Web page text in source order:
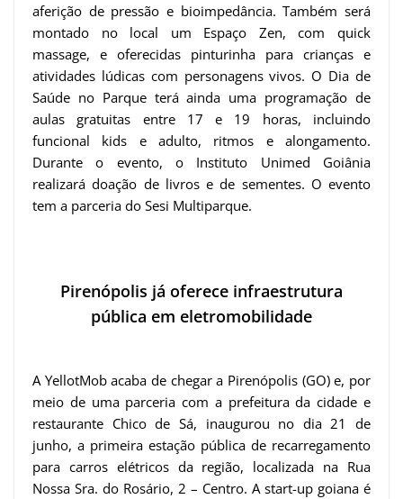
aferição de pressão e bioimpedância. Também será
montado no local um Espaço Zen, com quick
massage, e oferecidas pinturinha para crianças e
atividades lúdicas com personagens vivos. O Dia de
Saúde no Parque terá ainda uma programação de
aulas gratuitas entre 17 e 19 horas, incluindo
funcional kids e adulto, ritmos e alongamento.
Durante o evento, o Instituto Unimed Goiânia
realizará doação de livros e de sementes. O evento
tem a parceria do Sesi Multiparque.
Pirenópolis já oferece infraestrutura
pública em eletromobilidade
A YellotMob acaba de chegar a Pirenópolis (GO) e, por
meio de uma parceria com a prefeitura da cidade e
restaurante Chico de Sá, inaugurou no dia 21 de
junho, a primeira estação pública de recarregamento
para carros elétricos da região, localizada na Rua
Nossa Sra. do Rosário, 2 – Centro. A start-up goiana é